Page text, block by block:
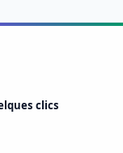
clics